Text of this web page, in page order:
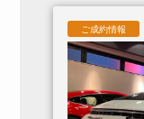
ご成約情報